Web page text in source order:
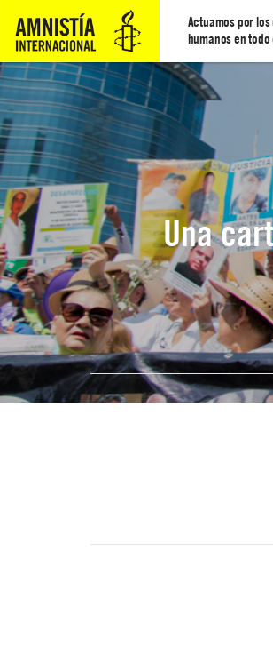
Actuamos por
humanos en
Una